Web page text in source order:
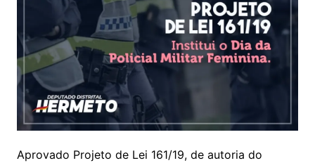
Aprovado Projeto de Lei 161/19, de autoria do